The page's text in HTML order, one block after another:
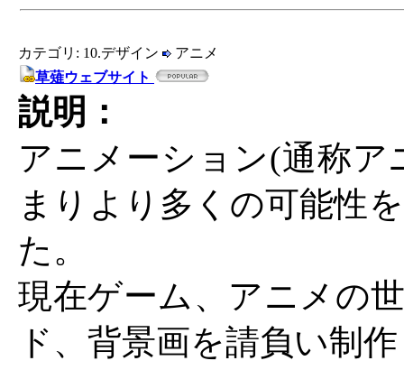
カテゴリ: 10.デザイン
アニメ
草薙ウェブサイト
説明：
アニメーション(通称ア
まりより多くの可能性
た。
現在ゲーム、アニメの
ド、背景画を請負い制